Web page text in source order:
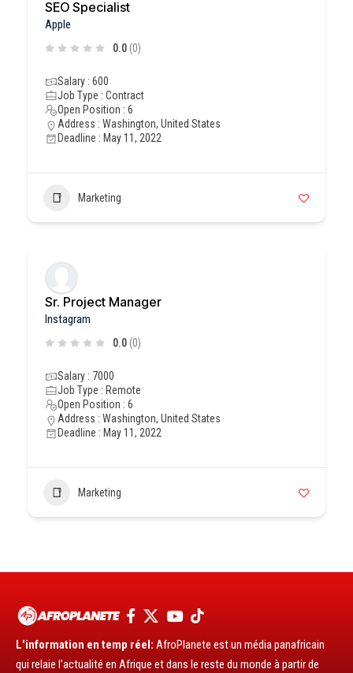
SEO Specialist
Apple
0.0 (0)
Salary : 600
Job Type : Contract
Open Position : 6
Address : Washington, United States
Deadline : May 11, 2022
Marketing
Sr. Project Manager
Instagram
0.0 (0)
Salary : 7000
Job Type : Remote
Open Position : 6
Address : Washington, United States
Deadline : May 11, 2022
Marketing
L'information en temp réel: AfroPlanete est un média panafricain
qui relaie l’actualité en Afrique et dans le reste du monde à partir de